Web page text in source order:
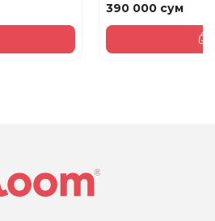
390 000 сум